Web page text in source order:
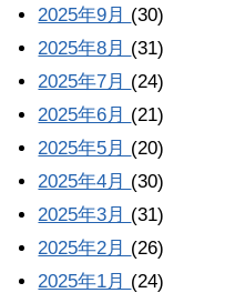
2025年9月 (30)
2025年8月 (31)
2025年7月 (24)
2025年6月 (21)
2025年5月 (20)
2025年4月 (30)
2025年3月 (31)
2025年2月 (26)
2025年1月 (24)